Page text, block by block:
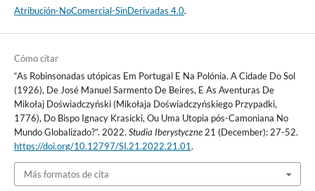
Atribución-NoComercial-SinDerivadas 4.0.
Cómo citar
“As Robinsonadas utópicas Em Portugal E Na Polónia. A Cidade Do Sol
(1926), De José Manuel Sarmento De Beires, E As Aventuras De
Mikołaj Doświadczyński (Mikołaja Doświadczyńskiego Przypadki,
1776), Do Bispo Ignacy Krasicki, Ou Uma Utopia pós-Camoniana No
Mundo Globalizado?”. 2022. Studia Iberystyczne21 (December): 27-52.
https://doi.org/10.12797/SI.21.2022.21.01.
Más formatos de cita